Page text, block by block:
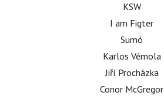
KSW
I am Figter
Sumó
Karlos Vémola
Jiří Procházka
Conor McGregor